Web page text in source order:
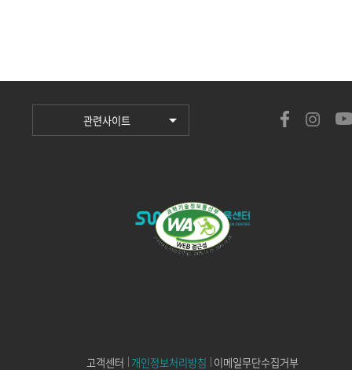
고객센터 개인정보처리방침 이메일무단수집거부
관련사이트